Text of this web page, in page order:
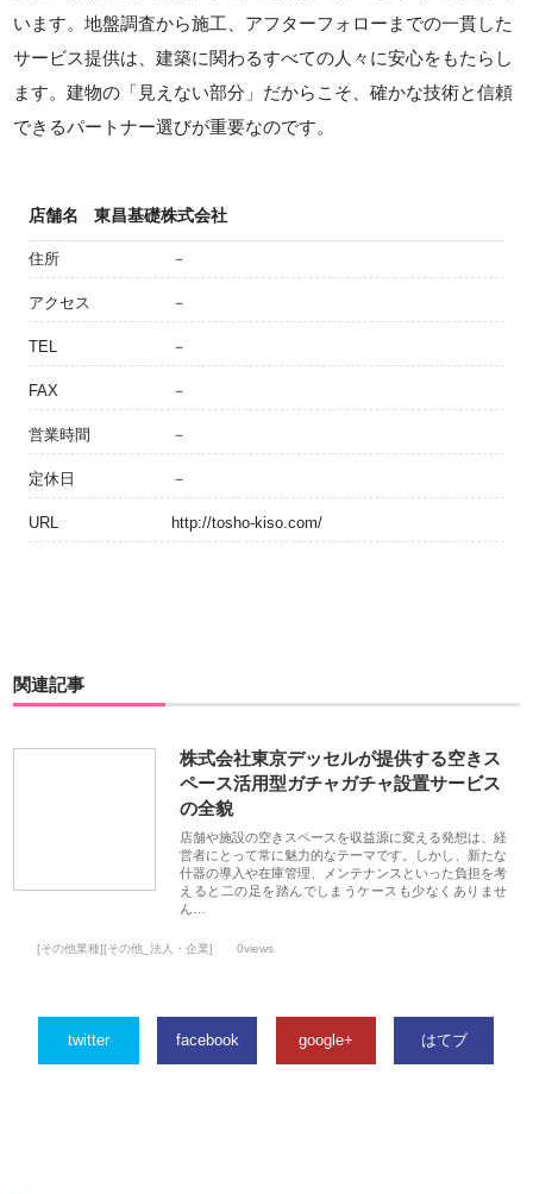
います。地盤調査から施工、アフターフォローまでの一貫した
サービス提供は、建築に関わるすべての人々に安心をもたらし
ます。建物の「見えない部分」だからこそ、確かな技術と信頼
できるパートナー選びが重要なのです。
店舗名 東昌基礎株式会社
住所 －
アクセス －
TEL －
FAX －
営業時間 －
定休日 －
URL http://tosho-kiso.com/
関連記事
株式会社東京デッセルが提供する空きス
ペース活用型ガチャガチャ設置サービス
の全貌
店舗や施設の空きスペースを収益源に変える発想は、経
営者にとって常に魅力的なテーマです。しかし、新たな
什器の導入や在庫管理、メンテナンスといった負担を考
えると二の足を踏んでしまうケースも少なくありませ
ん…
[その他業種][その他_法人・企業] 0views
twitter facebook google+ はてブ